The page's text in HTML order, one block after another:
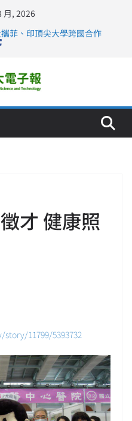
月, 2026
菲、印頂尖大學跨國合作
美容學校收穫豐
策略聯盟 培育護理尖兵
》醫學大學第5名 辦學實力再
才 健康照
11799/5393732